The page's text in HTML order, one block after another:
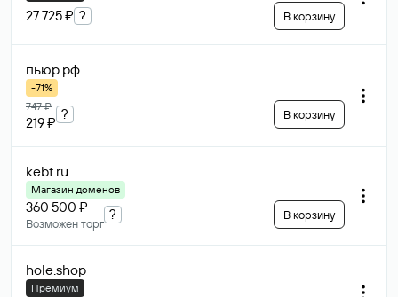
27 725 ₽ ? В корзину
пьюр.рф
-71%
747 ₽
219 ₽
? В корзину
kebt.ru
Магазин доменов
360 500 ₽
Возможен торг
? В корзину
hole.shop
Премиум